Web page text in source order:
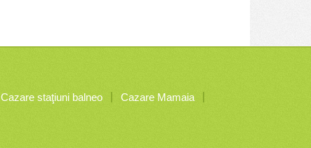
Cazare staţiuni balneo
Cazare Mamaia